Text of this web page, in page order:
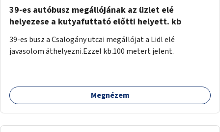
39-es autóbusz megállójának az üzlet elé
helyezese a kutyafuttató előtti helyett. kb
39-es busz a Csalogány utcai megállójat a Lidl elé
javasolom áthelyezni.Ezzel kb.100 metert jelent.
Megnézem